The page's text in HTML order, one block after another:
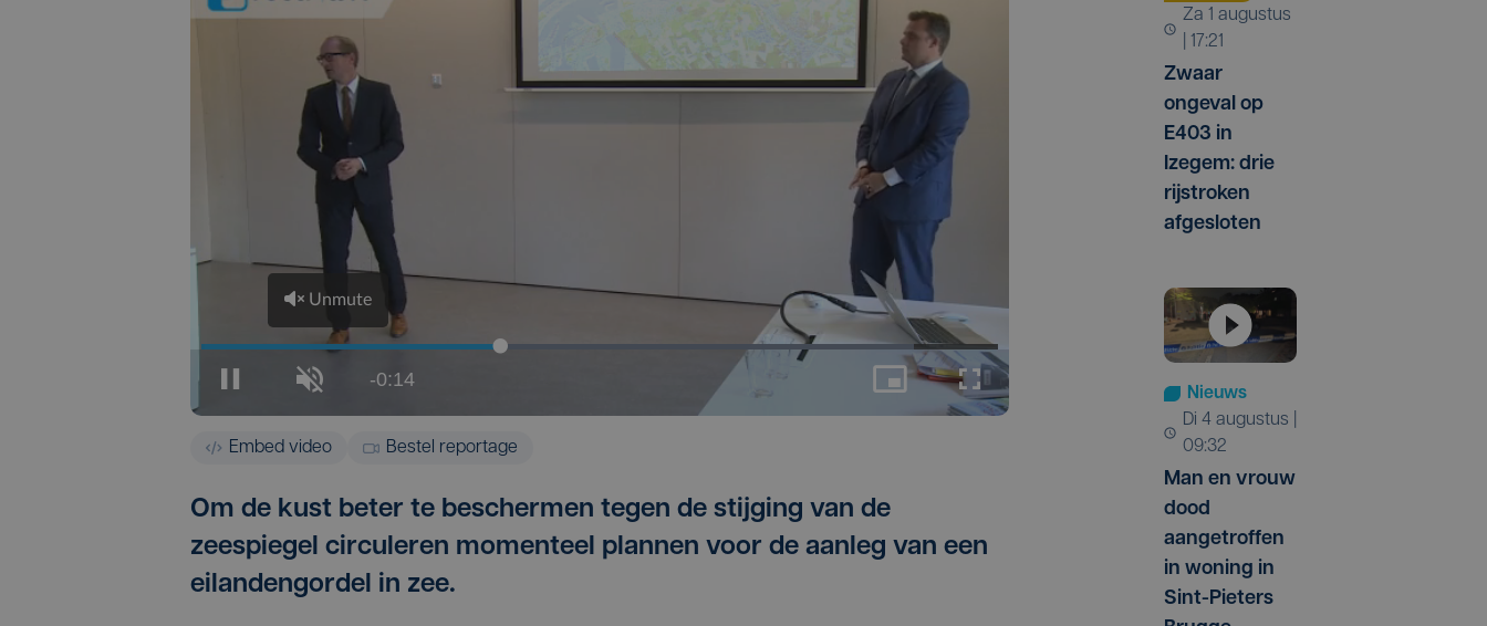
Embed video Bestel reportage
Om de kust beter te beschermen tegen de stijging van de
zeespiegel circuleren momenteel plannen voor de aanleg van een
eilandengordel in zee.
za 1 augustus
| 17:21
Zwaar
ongeval op
E403 in
Izegem: drie
rijstroken
afgesloten
Nieuws
di 4 augustus |
09:32
Man en vrouw
dood
aangetroffen
in woning in
Sint-Pieters